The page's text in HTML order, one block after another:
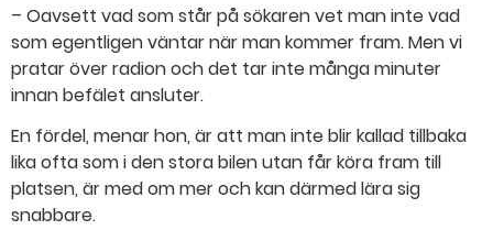
– Oavsett vad som står på sökaren vet man inte vad
som egentligen väntar när man kommer fram. Men vi
pratar över radion och det tar inte många minuter
innan befälet ansluter.
En fördel, menar hon, är att man inte blir kallad tillbaka
lika ofta som i den stora bilen utan får köra fram till
platsen, är med om mer och kan därmed lära sig
snabbare.